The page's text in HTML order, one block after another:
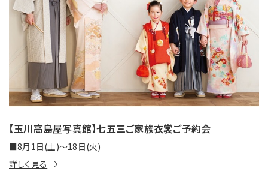
【玉川高島屋写真館】七五三ご家族衣裳ご予約会
■8月1日(土)～18日(火)
詳しく見る